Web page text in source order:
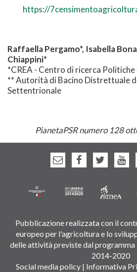
https://
Raffaella Pergamo*, Isabella
Chiappini*
*CREA - Centro di ricerca
** Autorità di Bacino Distrettuale
Settentrionale
PianetaPSR numero 128
Pubblicazione realizzata con il
europeo per l'agricoltura e lo
delle attività previste dal programma
2014-2020
Social media policy| Informativa